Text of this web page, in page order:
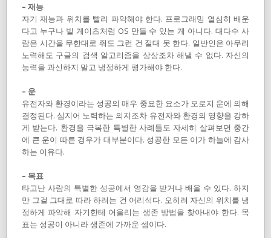
– 재능
자기 재능과 위치를 빨리 파악해야 한다. 프로그래밍 열심히 배운
다고 누구나 빌 게이츠처럼 OS 만들 수 있는 게 아니다. 대다수 사
람은 시간을 무한대로 줘도 그런 건 절대 못 한다. 일반인은 아무리
노력해도 구글의 검색 알고리즘을 상상조차 해낼 수 없다. 자신의
능력을 과신하지 말고 냉정하게 평가해야 한다.
– 운
유전자와 환경이라는 성공의 매우 중요한 요소가 오로지 운에 의해
결정된다. 심지어 노력하는 의지조차 유전자와 환경의 영향을 강하
게 받는다. 환경을 극복한 특별한 사례들도 자세히 살펴보면 중간
에 큰 운이 따른 경우가 대부분이다. 성공한 모든 이가 하늘에 감사
하는 이유다.
– 목표
타고난 사람의 특별한 성공에서 영감을 받거나 배울 수 있다. 하지
만 그걸 그대로 따라 하려는 건 어리석다. 오히려 자신의 위치를 냉
정하게 파악해 자기한테 어울리는 생존 방법을 찾아내야 한다. 목
표는 성공이 아니라 생존에 가까운 셈이다.